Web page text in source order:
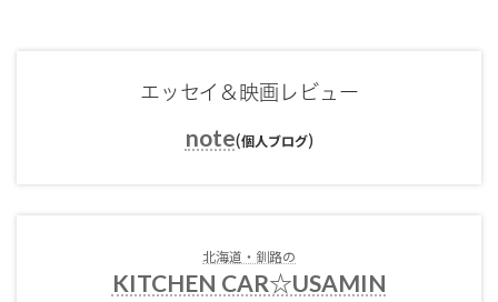
エッセイ＆映画レビュー
note(個人ブログ)
北海道・釧路の
KITCHEN CAR☆USAMIN